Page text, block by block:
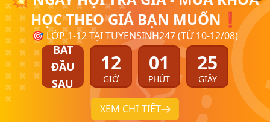
HỌC THEO GIÁ BẠN MUỐN❗
🎯 LỚP 1-12 TẠI TUYENSINH247 (TỪ 10-12/08)
BẮT
ĐẦU
SAU
12
GIỜ
01
PHÚT
24
GIÂY
XEM CHI TIẾT